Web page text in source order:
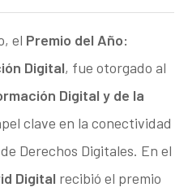
el Premio del Año:
Digital, fue otorgado al
Digital y de la
clave en la conectividad
Derechos Digitales. En el
Digital recibió el premio